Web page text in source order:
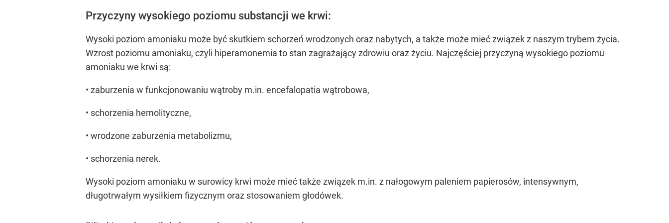
Przyczyny wysokiego poziomu substancji we krwi:
Wysoki poziom amoniaku może być skutkiem schorzeń wrodzonych oraz nabytych, a także może mieć związek z naszym trybem życia.
Wzrost poziomu amoniaku, czyli hiperamonemia to stan zagrażający zdrowiu oraz życiu. Najczęściej przyczyną wysokiego poziomu
amoniaku we krwi są:
• zaburzenia w funkcjonowaniu wątroby m.in. encefalopatia wątrobowa,
• schorzenia hemolityczne,
• wrodzone zaburzenia metabolizmu,
• schorzenia nerek.
Wysoki poziom amoniaku w surowicy krwi może mieć także związek m.in. z nałogowym paleniem papierosów, intensywnym,
długotrwałym wysiłkiem fizycznym oraz stosowaniem głodówek.